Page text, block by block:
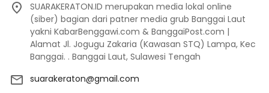
SUARAKERATON.ID merupakan media lokal online
(siber) bagian dari patner media grub Banggai Laut
yakni KabarBenggawi.com & BanggaiPost.com |
Alamat Jl. Jogugu Zakaria (Kawasan STQ) Lampa, Kec
Banggai. . Banggai Laut, Sulawesi Tengah
suarakeraton@gmail.com